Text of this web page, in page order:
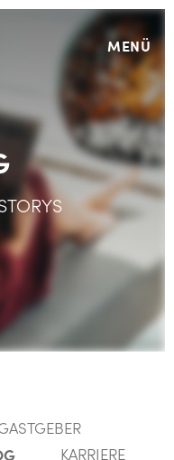
MENÜ
KARRIERE